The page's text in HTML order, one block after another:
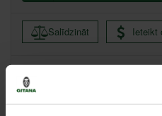
Salīdzināt Ieteikt
Centrālā noliktava, (uzzināt
Citas noliktavas, (uzzināt